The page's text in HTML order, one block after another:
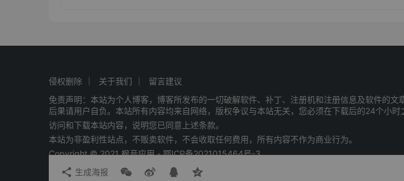
生成海报
侵权删除 关于我们
留言建议
免责声明：本站为个人博客，博客所发布的一切破解软件、补丁、注册机和注册信息及软件的
后果请用户自负。本站所有内容均来自网络，版权争议与本站无关，您必须在下载后的24个小
访问和下载本站内容，说明您已同意上述条款。
本站为非盈利性站点，不贩卖软件，不会收取任何费用，所有内容不作为商业行为。
Copyright © 2021 枫音应用 -鄂ICP备2021015464号-3